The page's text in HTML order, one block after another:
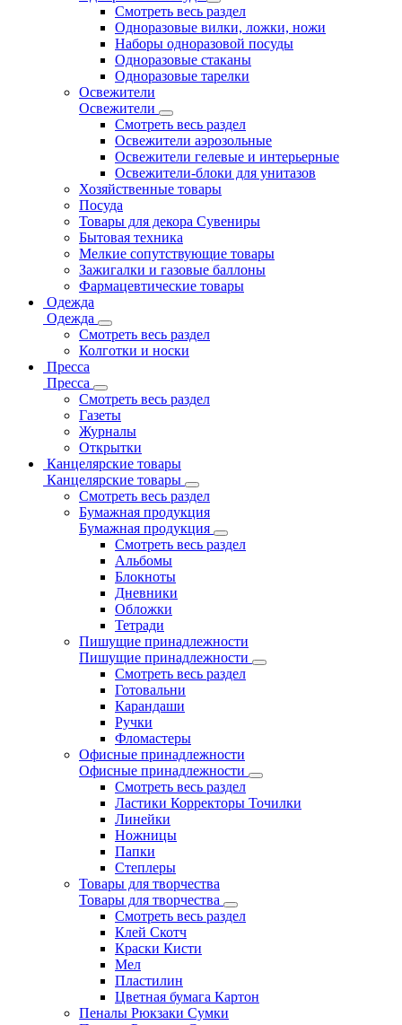
Смотреть весь раздел
Одноразовые вилки, ложки, ножи
Наборы одноразовой посуды
Одноразовые стаканы
Одноразовые тарелки
Освежители
Освежители
Смотреть весь раздел
Освежители аэрозольные
Освежители гелевые и интерьерные
Освежители-блоки для унитазов
Хозяйственные товары
Посуда
Товары для декора Сувениры
Бытовая техника
Мелкие сопутствующие товары
Зажигалки и газовые баллоны
Фармацевтические товары
Одежда
Одежда
Смотреть весь раздел
Колготки и носки
Пресса
Пресса
Смотреть весь раздел
Газеты
Журналы
Открытки
Канцелярские товары
Канцелярские товары
Смотреть весь раздел
Бумажная продукция
Бумажная продукция
Смотреть весь раздел
Альбомы
Блокноты
Дневники
Обложки
Тетради
Пишущие принадлежности
Пишущие принадлежности
Смотреть весь раздел
Готовальни
Карандаши
Ручки
Фломастеры
Офисные принадлежности
Офисные принадлежности
Смотреть весь раздел
Ластики Корректоры Точилки
Линейки
Ножницы
Папки
Степлеры
Товары для творчества
Товары для творчества
Смотреть весь раздел
Клей Скотч
Краски Кисти
Мел
Пластилин
Цветная бумага Картон
Пеналы Рюкзаки Сумки